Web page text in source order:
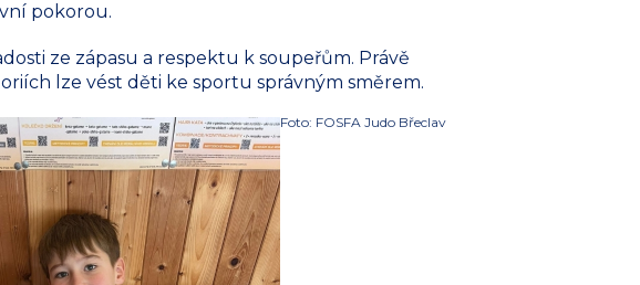
pokorou.
ze zápasu a respektu k soupeřům. Právě
lze vést děti ke sportu správným směrem.
Foto: FOSFA Judo Břeclav